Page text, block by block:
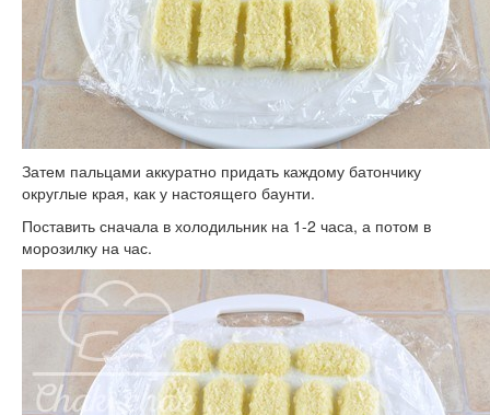
Затем пальцами аккуратно придать каждому батончику
округлые края, как у настоящего баунти.
Поставить сначала в холодильник на 1-2 часа, а потом в
морозилку на час.